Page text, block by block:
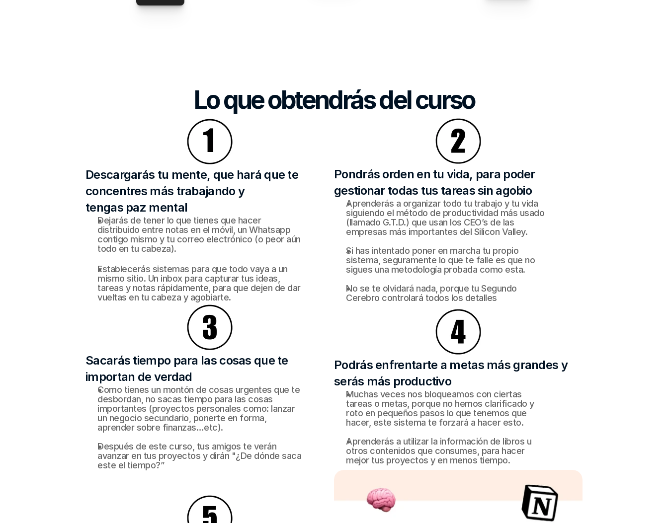
Lo que obtendrás del curso
Descargarás tu mente, que hará que te
concentres más trabajando y
tengas paz mental
Dejarás de tener lo que tienes que hacer
distribuido entre notas en el móvil, un Whatsapp
contigo mismo y tu correo electrónico (o peor aún
todo en tu cabeza).
Establecerás sistemas para que todo vaya a un
mismo sitio. Un inbox para capturar tus ideas,
tareas y notas rápidamente, para que dejen de dar
vueltas en tu cabeza y agobiarte.
Pondrás orden en tu vida, para poder
gestionar todas tus tareas sin agobio
Aprenderás a organizar todo tu trabajo y tu vida
siguiendo el método de productividad más usado
(llamado G.T.D.) que usan los CEO’s de las
empresas más importantes del Silicon Valley.
Si has intentado poner en marcha tu propio
sistema, seguramente lo que te falle es que no
sigues una metodología probada como esta.
No se te olvidará nada, porque tu Segundo
Cerebro controlará todos los detalles
Sacarás tiempo para las cosas que te
importan de verdad
Como tienes un montón de cosas urgentes que te
desbordan, no sacas tiempo para las cosas
importantes (proyectos personales como: lanzar
un negocio secundario, ponerte en forma,
aprender sobre finanzas…etc).
Después de este curso, tus amigos te verán
avanzar en tus proyectos y dirán "¿De dónde saca
este el tiempo?”
Podrás enfrentarte a metas más grandes y
serás más productivo
Muchas veces nos bloqueamos con ciertas
tareas o metas, porque no hemos clarificado y
roto en pequeños pasos lo que tenemos que
hacer, este sistema te forzará a hacer esto.
Aprenderás a utilizar la información de libros u
otros contenidos que consumes, para hacer
mejor tus proyectos y en menos tiempo.